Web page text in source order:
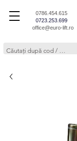
0786.454.615
0723.253.699
office@euro-lift.ro